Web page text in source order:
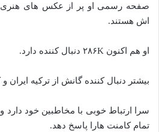
صفحه رسمی او پر از عکس های
اش هستند.
او هم اکنون ۲۸۶K دنبال کننده دارد.
بیشتر دنبال کننده گانش از ترکیه ایران
سرا ارتباط خوبی با مخاطبین خود
تمام کامنت هارا پاسخ دهد.